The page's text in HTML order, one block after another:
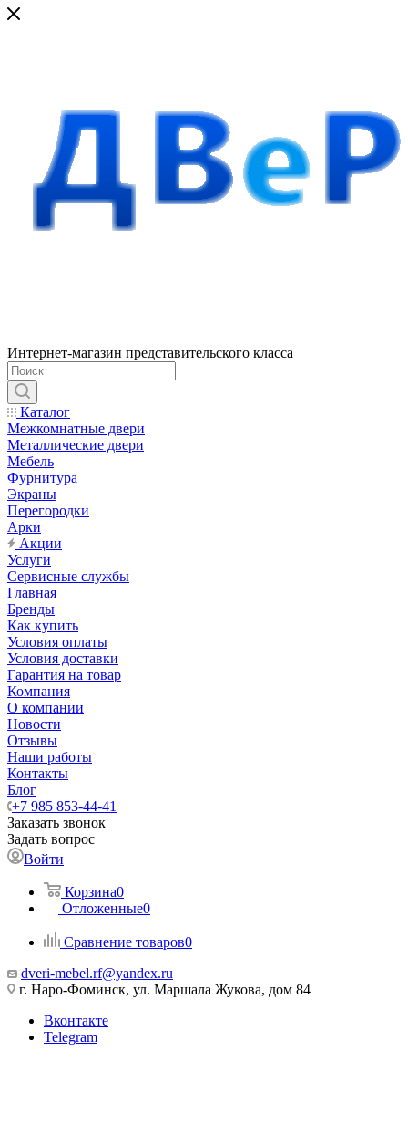
Интернет-магазин представительского класса
Каталог
Межкомнатные двери
Металлические двери
Мебель
Фурнитура
Экраны
Перегородки
Арки
Акции
Услуги
Сервисные службы
Главная
Бренды
Как купить
Условия оплаты
Условия доставки
Гарантия на товар
Компания
О компании
Новости
Отзывы
Наши работы
Контакты
Блог
+7 985 853-44-41
Заказать звонок
Задать вопрос
Войти
Корзина0
Отложенные0
Сравнение товаров0
dveri-mebel.rf@yandex.ru
г. Наро-Фоминск, ул. Маршала Жукова, дом 84
Вконтакте
Telegram